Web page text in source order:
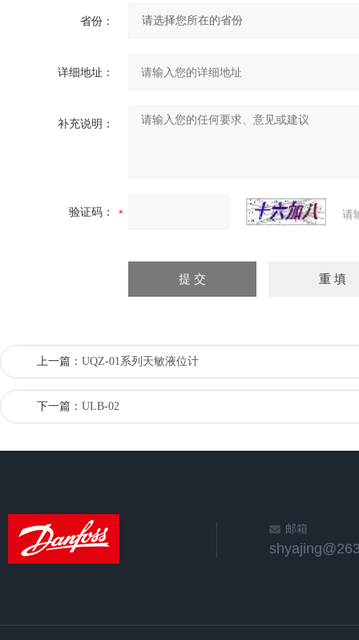
省份：
详细地址：
补充说明：
验证码： 请
上一篇： UQZ-01系列天敏液位计
下一篇： ULB-02
邮箱